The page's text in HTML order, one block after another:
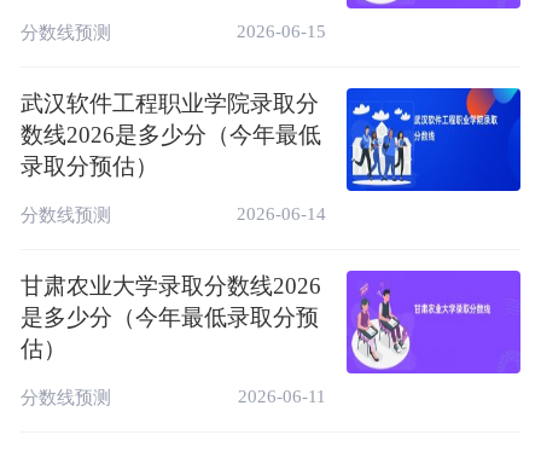
整理了2025年潍坊环境工程职业学院在全国
目、最低录取分数、最低录取位次、对应省份
省控线。考生可对照自身模考分数及位次，匹
配本省历年数据，判断自身报考适配度。
省份 最低分
安徽（专科）
历史类 260 133603 200
137544
历史类 283
分数线预测 2026-06-15
武汉软件工程职业学院录取分
数线2026是多少分（今年最低
录取分预估）
分数线预测 2026-06-14
甘肃农业大学录取分数线2026
是多少分（今年最低录取分预
估）
分数线预测 2026-06-11